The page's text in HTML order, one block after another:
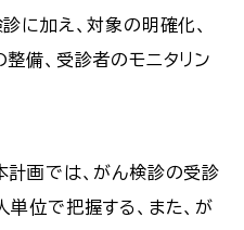
に加え、対象の明確化、
備、受診者のモニタリン
画では、がん検診の受診
位で把握する、また、が